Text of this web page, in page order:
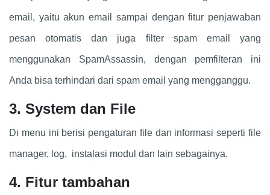
email, yaitu akun email sampai dengan fitur penjawaban
pesan otomatis dan juga filter spam email yang
menggunakan SpamAssassin, dengan pemfilteran ini
Anda bisa terhindari dari spam email yang mengganggu.
3. System dan File
Di menu ini berisi pengaturan file dan informasi seperti file
manager, log, instalasi modul dan lain sebagainya.
4. Fitur tambahan